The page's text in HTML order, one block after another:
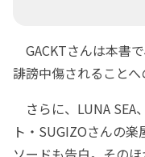
GACKTさんは本書
誹謗中傷されることへ
さらに、LUNA SEA
ト・SUGIZOさんの